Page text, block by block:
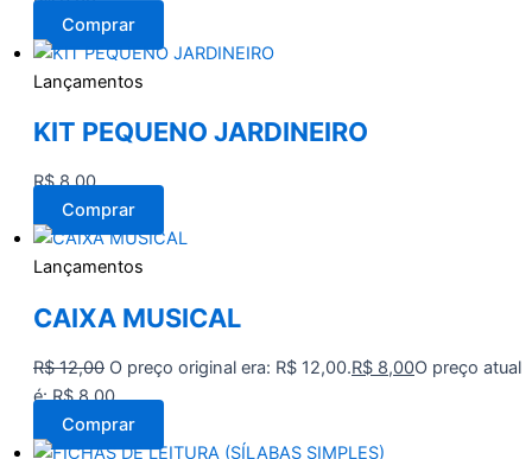
Comprar
Lançamentos
KIT PEQUENO JARDINEIRO
R$8,00
Comprar
Lançamentos
CAIXA MUSICAL
R$12,00 O preço original era: R$ 12,00.R$ 8,00O preço atual
é: R$ 8,00.
Comprar